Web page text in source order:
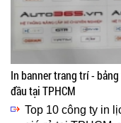
In banner trang trí -
đầu tại TPHCM
Top 10 công ty in